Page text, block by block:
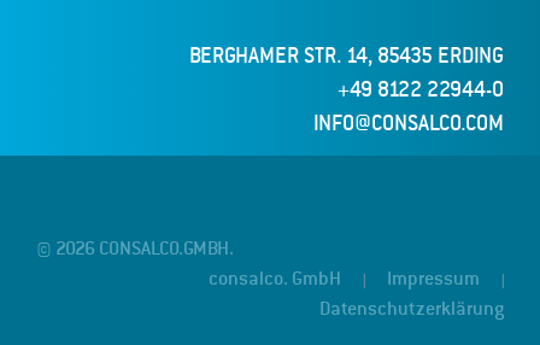
BERGHAMER STR. 14, 85435 ERDING
+49 8122 22944-0
INFO@CONSALCO.COM
© 2026 CONSALCO.GMBH.
consalco. GmbH
Impressum
Datenschutzerklärung